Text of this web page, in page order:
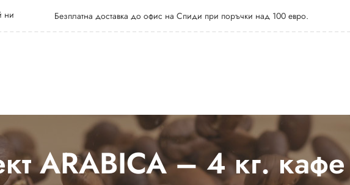
ни Безплатна доставка до офис на Спиди при поръчки над 100 евро.
ARABICA – 4 кг.